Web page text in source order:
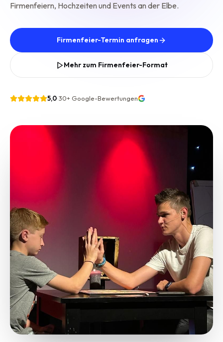
Firmenfeiern, Hochzeiten und Events an der Elbe.
Firmenfeier-Termin anfragen
Mehr zum Firmenfeier-Format
5,0·30+Google-Bewertungen